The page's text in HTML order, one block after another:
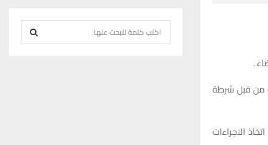
.
من قبل شرطة
الاجراءات
e